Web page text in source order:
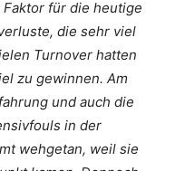
für die heutige
die sehr viel
Turnover hatten
zu gewinnen. Am
und auch die
in der
wehgetan, weil sie